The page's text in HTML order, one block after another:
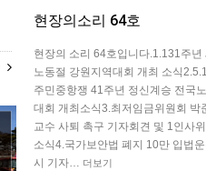
현장의소리 64호
현장의 소리 64호입니다.1.131주년
노동절 강원지역대회 개최 소식
주민중항쟁 41주년 정신계승 전국
대회 개최소식3.최저임금위원회 박
교수 사퇴 촉구 기자회견 및 1인사
소식4.국가보안법 폐지 10만 입법
시 기자… 더보기